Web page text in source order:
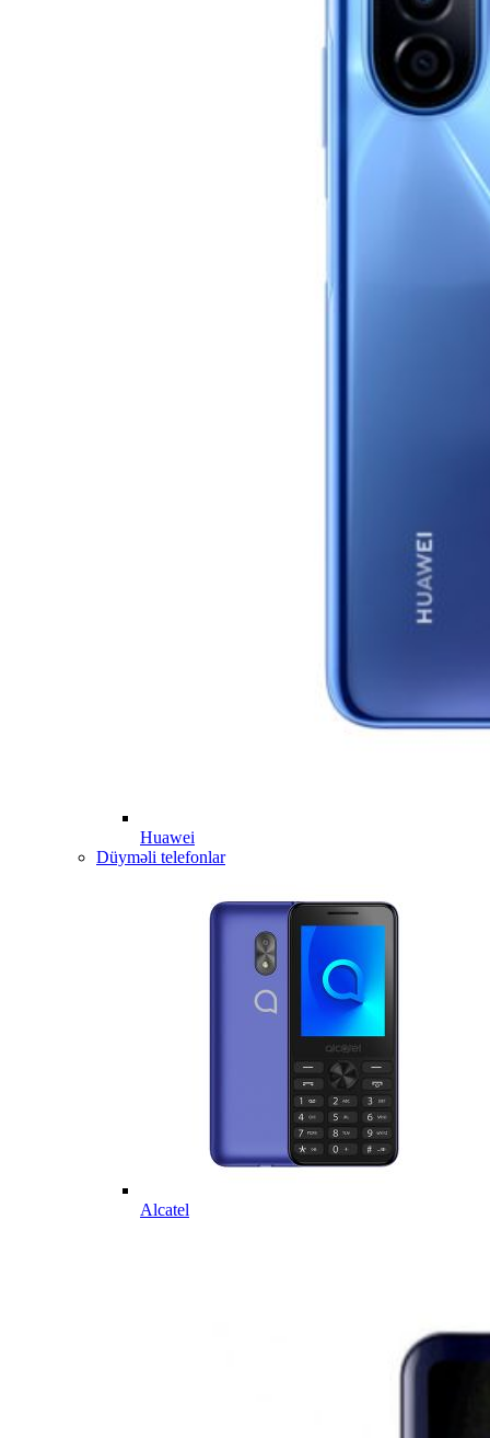
Huawei
Düyməli telefonlar
Alcatel